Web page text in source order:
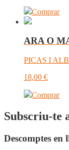
Comprar
ARA O
PICAS I
18,00 €
Comprar
Subscriu-te
Descomptes en